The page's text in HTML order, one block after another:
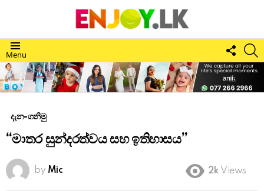
Menu
US
දැන-ගනිමු
“මාතර සුන්දරත්වය සහ ඉතිහාසය”
by Mic 2k Views